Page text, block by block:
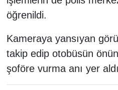
öğrenildi.
Kameraya yansıyan
takip edip otobüsün
şoföre vurma anı yer